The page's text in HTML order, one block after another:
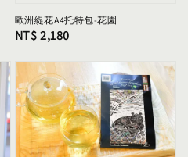
歐洲緹花A4托特包-花園
Regular
NT$ 2,180